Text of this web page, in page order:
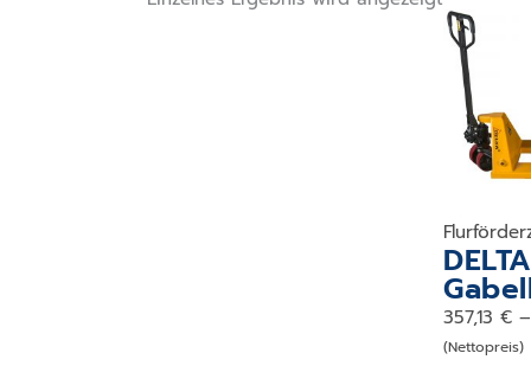
DELTA
357,13 € –
(Nettopreis)